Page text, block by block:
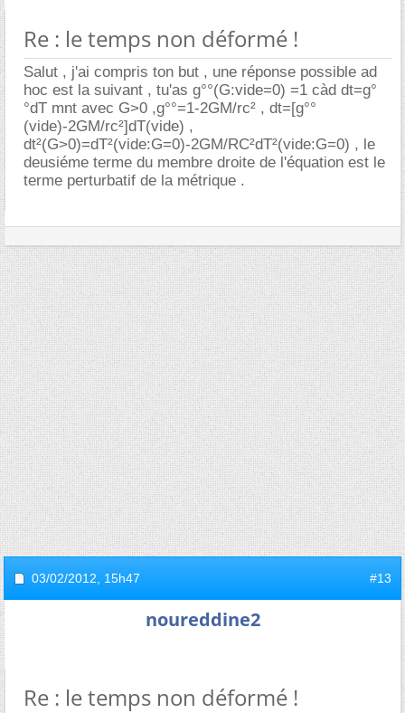
Re : le temps non déformé !
Salut , j'ai compris ton but , une réponse possible ad
hoc est la suivant , tu'as g°°(G:vide=0) =1 càd dt=g°
°dT mnt avec G>0 ,g°°=1-2GM/rc² , dt=[g°°
(vide)-2GM/rc²]dT(vide) ,
dt²(G>0)=dT²(vide:G=0)-2GM/RC²dT²(vide:G=0) , le
deusiéme terme du membre droite de l'équation est le
terme perturbatif de la métrique .
03/02/2012, 15h47 #13
noureddine2
Re : le temps non déformé !